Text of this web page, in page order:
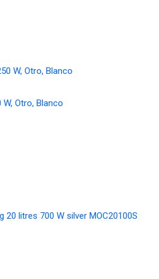
Otro, Blanco
20 litres 700 W silver MOC20100S